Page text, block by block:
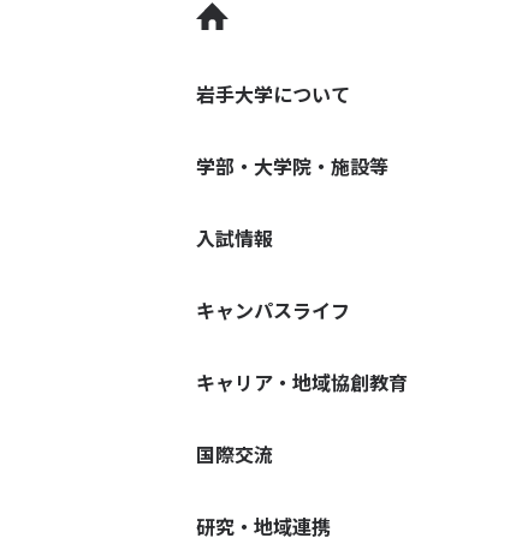
岩手大学について
学部・大学院・施設等
入試情報
キャンパスライフ
キャリア・地域協創教育
国際交流
研究・地域連携